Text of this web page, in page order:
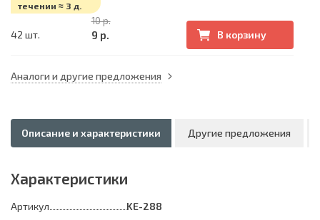
течении ≈ 3 д.
42 шт.
10 р.
9 р. В корзину
Аналоги и другие предложения
Описание и характеристики Другие предложения
Характеристики
Артикул
KE-288